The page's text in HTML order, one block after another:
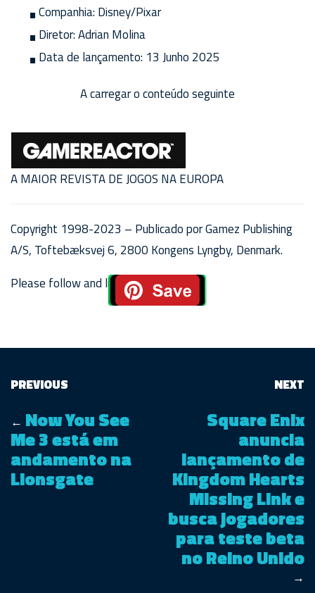
Companhia: Disney/Pixar
Diretor:Adrian Molina
Data de lançamento: 13 Junho 2025
A carregar o conteúdo seguinte
A MAIOR REVISTA DE JOGOS NA EUROPA
Copyright 1998-2023 – Publicado por Gamez Publishing
A/S, Toftebæksvej 6, 2800 Kongens Lyngby, Denmark.
Please follow and like us:
PREVIOUS
← Now You See
Me 3 está em
andamento na
Lionsgate
NEXT
Square Enix
anuncia
lançamento de
Kingdom Hearts
Missing Link e
busca jogadores
para teste beta
no Reino Unido
→